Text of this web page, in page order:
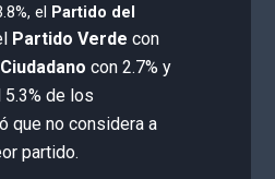
el Partido del
Partido Verde con
con 2.7% y
5.3% de los
que no considera a
partido.